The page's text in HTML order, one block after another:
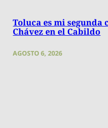
Toluca es mi segunda
Chávez en el Cabildo
AGOSTO 6, 2026